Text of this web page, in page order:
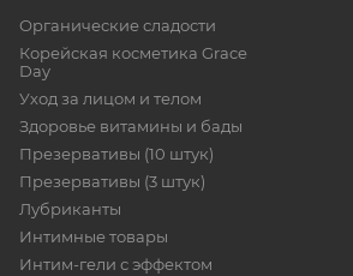
Органические сладости
Корейская косметика Grace
Day
Уход за лицом и телом
Здоровье витамины и бады
Презервативы (10 штук)
Презервативы (3 штук)
Лубриканты
Интимные товары
Интим-гели с эффектом